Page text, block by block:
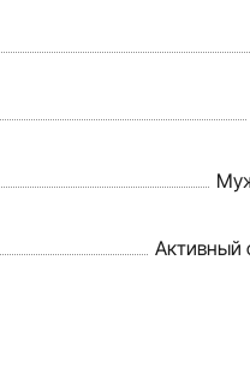
Активный